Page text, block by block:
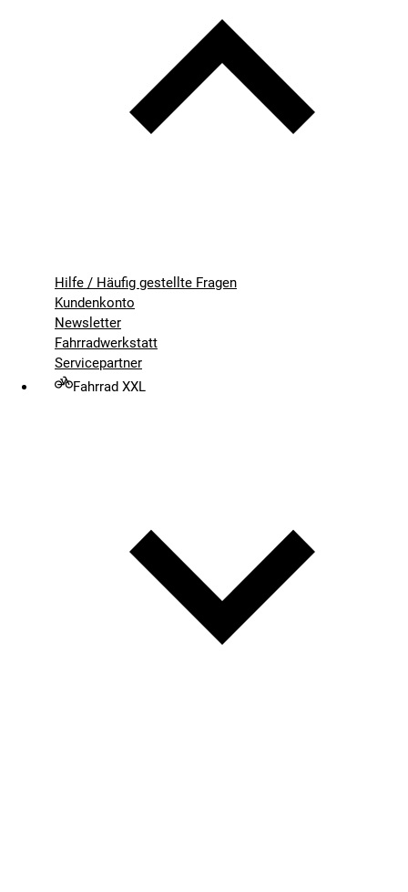
Hilfe / Häufig gestellte Fragen
Kundenkonto
Newsletter
Fahrradwerkstatt
Servicepartner
Fahrrad XXL